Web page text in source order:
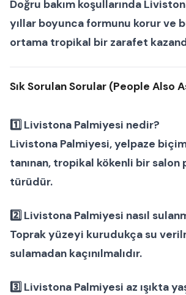
Doğru bakım koşullarında
yıllar boyunca formunu korur ve
ortama tropikal bir zarafet
Sık Sorulan Sorular (People Also
1️⃣ Livistona Palmiyesi nedir?
Livistona Palmiyesi, yelpaze
tanınan, tropikal kökenli birsalon
türüdür.
2️⃣ Livistona Palmiyesi nasıl
Toprak yüzeyi kurudukça su
sulamadan kaçınılmalıdır.
3️⃣ Livistona Palmiyesi az ışıkta